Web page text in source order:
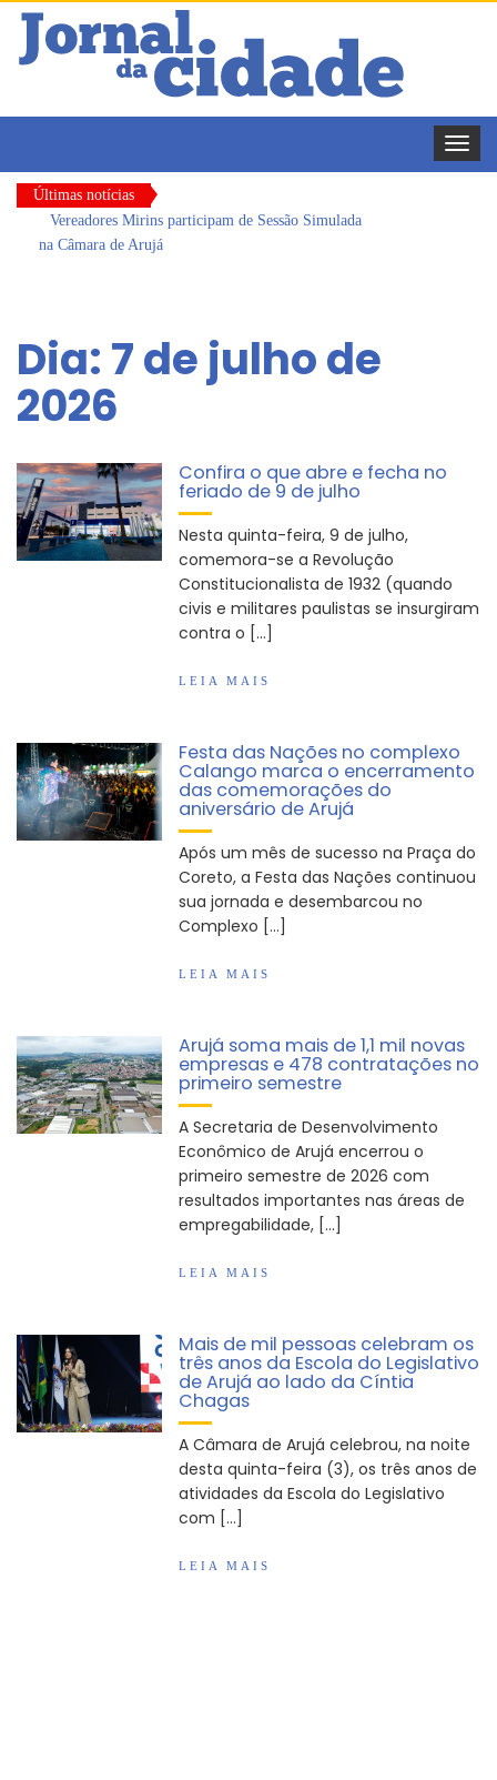
Toggle
Últimas notícias
Vereadores Mirins participam de Sessão Simulada
na Câmara de Arujá
mercado de trabalho
Dalvana Penha toma posse como vereadora
durante sessão da Câmara de Arujá
de alimentos ao Fundo Social do município
Arujá promove 2º encontro da Jornada de
Conhecimento em Bem-Estar Animal no Parque
dos Ipês
Arujá terá novo posto para emissão do Cartão
Dia: 7 de julho de
2026
Confira o que abre e fecha no
feriado de 9 de julho
Nesta quinta-feira, 9 de julho,
comemora-se a Revolução
Constitucionalista de 1932 (quando
civis e militares paulistas se insurgiram
contra o […]
LEIA MAIS
Festa das Nações no complexo
Calango marca o encerramento
das comemorações do
aniversário de Arujá
Após um mês de sucesso na Praça do
Coreto, a Festa das Nações continuou
sua jornada e desembarcou no
Complexo […]
LEIA MAIS
Arujá soma mais de 1,1 mil novas
empresas e 478 contratações no
primeiro semestre
A Secretaria de Desenvolvimento
Econômico de Arujá encerrou o
primeiro semestre de 2026 com
resultados importantes nas áreas de
empregabilidade, […]
LEIA MAIS
Mais de mil pessoas celebram os
três anos da Escola do Legislativo
de Arujá ao lado da Cíntia
Chagas
A Câmara de Arujá celebrou, na noite
desta quinta-feira (3), os três anos de
atividades da Escola do Legislativo
com […]
LEIA MAIS